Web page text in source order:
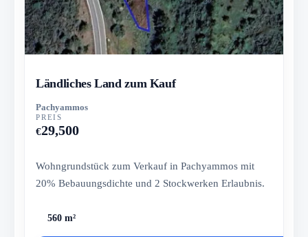
Ländliches Land zum Kauf
Pachyammos
PREIS
€29,500
Wohngrundstück zum Verkauf in Pachyammos mit
20% Bebauungsdichte und 2 Stockwerken Erlaubnis.
560 m²